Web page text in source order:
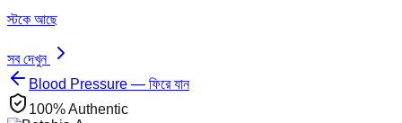
স্টকে আছে
সব দেখুন
Blood Pressure — ফিরে যান
100% Authentic